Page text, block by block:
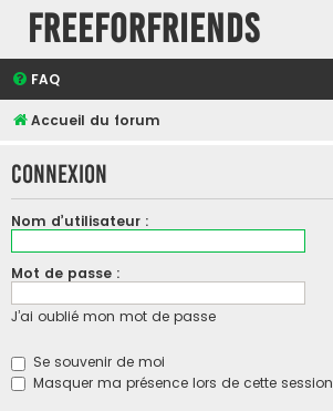
FreeForFriends
FAQ
Accueil du forum
Connexion
Nom d’utilisateur :
Mot de passe :
J’ai oublié mon mot de passe
Se souvenir de moi
Masquer ma présence lors de cette session